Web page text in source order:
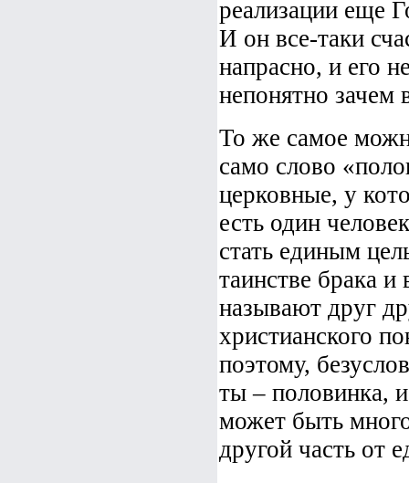
реализации еще
И он все-таки
напрасно, и его
непонятно
То же самое
само слово
церковные, у
есть один
стать единым
таинстве брака
называют друг
христианского
поэтому,
ты – половинка,
может быть
другой часть от